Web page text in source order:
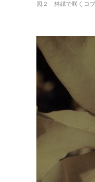
図２ 林縁で咲くコ